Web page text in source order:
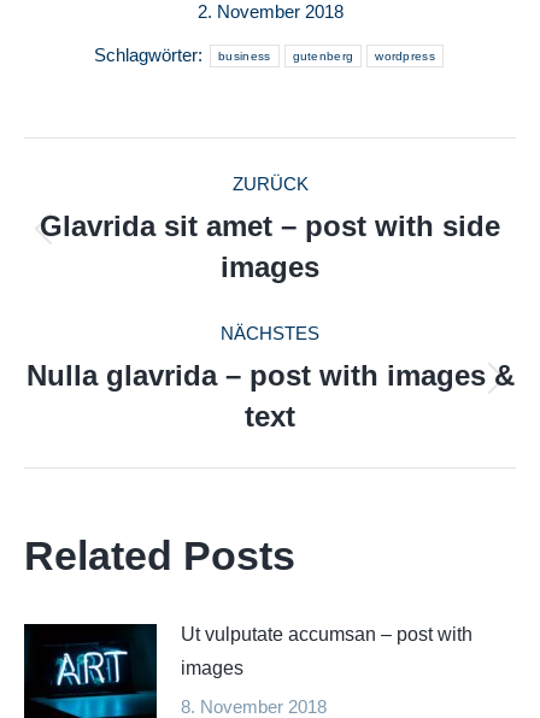
2. November 2018
Schlagwörter: business gutenberg wordpress
ZURÜCK
Vorheriger
Beitrag:
Glavrida sit amet – post with side
images
NÄCHSTES
Nächster
Beitrag:
Nulla glavrida – post with images &
text
Related Posts
Ut vulputate accumsan – post with
images
8. November 2018